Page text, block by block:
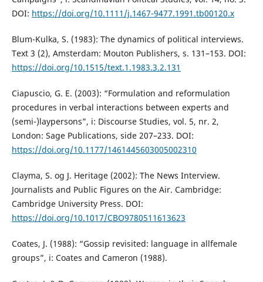
DOI: https://doi.org/10.1111/j.1467-9477.1991.tb00120.x
Blum-Kulka, S. (1983): The dynamics of political interviews.
Text 3 (2), Amsterdam: Mouton Publishers, s. 131–153. DOI:
https://doi.org/10.1515/text.1.1983.3.2.131
Ciapuscio, G. E. (2003): “Formulation and reformulation
procedures in verbal interactions between experts and
(semi-)laypersons”, i: Discourse Studies, vol. 5, nr. 2,
London: Sage Publications, side 207–233. DOI:
https://doi.org/10.1177/1461445603005002310
Clayma, S. og J. Heritage (2002): The News Interview.
Journalists and Public Figures on the Air. Cambridge:
Cambridge University Press. DOI:
https://doi.org/10.1017/CBO9780511613623
Coates, J. (1988): “Gossip revisited: language in allfemale
groups”, i: Coates and Cameron (1988).